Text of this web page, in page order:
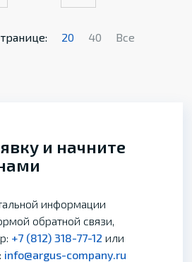
20 40 Все
и начните
информации
обратной связи,
+7 (812) 318-77-12 или
info@argus-company.ru